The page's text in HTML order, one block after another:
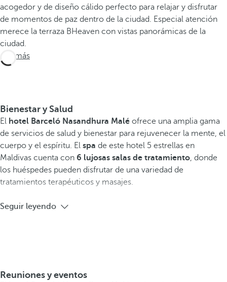
acogedor y de diseño cálido perfecto para relajar y disfrutar
de momentos de paz dentro de la ciudad. Especial atención
merece la terraza BHeaven con vistas panorámicas de la
ciudad.
Ver más
Bienestar y Salud
El hotel Barceló Nasandhura Malé ofrece una amplia gama
de servicios de salud y bienestar para rejuvenecer la mente, el
cuerpo y el espíritu. El spa de este hotel 5 estrellas en
Maldivas cuenta con 6 lujosas salas de tratamiento, donde
los huéspedes pueden disfrutar de una variedad de
tratamientos terapéuticos y masajes.
Seguir leyendo
Reuniones y eventos